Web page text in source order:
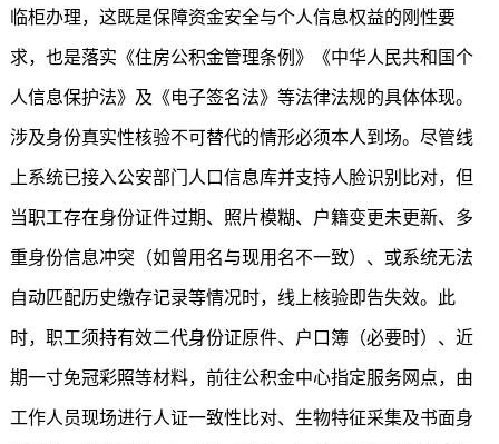
临柜办理，这既是保障资金安全与个人信息权益的刚性要
求，也是落实《住房公积金管理条例》《中华人民共和国个
人信息保护法》及《电子签名法》等法律法规的具体体现。
涉及身份真实性核验不可替代的情形必须本人到场。尽管线
上系统已接入公安部门人口信息库并支持人脸识别比对，但
当职工存在身份证件过期、照片模糊、户籍变更未更新、多
重身份信息冲突（如曾用名与现用名不一致）、或系统无法
自动匹配历史缴存记录等情况时，线上核验即告失效。此
时，职工须持有效二代身份证原件、户口簿（必要时）、近
期一寸免冠彩照等材料，前往公积金中心指定服务网点，由
工作人员现场进行人证一致性比对、生物特征采集及书面身